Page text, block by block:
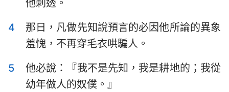
約珥書 阿摩司書
彌迦書
他刺透。
4
那日，凡做先知說預言的必因他所論的異象
羞愧，不再穿毛衣哄騙人。
5
他必說：『我不是先知，我是耕地的；我從
幼年做人的奴僕。』